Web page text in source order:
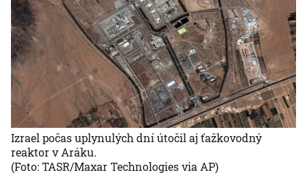
Izrael počas uplynulých dní útočil aj ťažkovodný
reaktor v Aráku.
(Foto: TASR/Maxar Technologies via AP)